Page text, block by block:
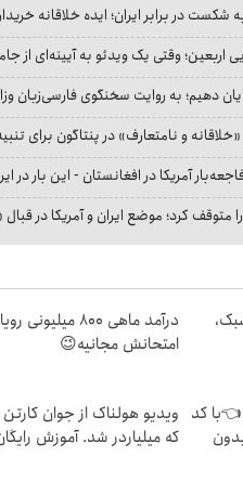
شکست در برابر ایران؛ ایده خلاقانه
اربعین؛ وقتی یک ویدئو به آیینه‌ای از
دهیم؛ به روایت سخنگوی فارسی‌زبان
و نامتعارف» در پنتاگون برای
آمریکا در افغانستان - این بار در
متوقف کرد؛ موضع ایران و آمریکا در
درآمد ماهی 800
امتحانش مجانیه😉
👈با کد ویدیو هولناک از جوان
که میلیاردر شد. آموزش